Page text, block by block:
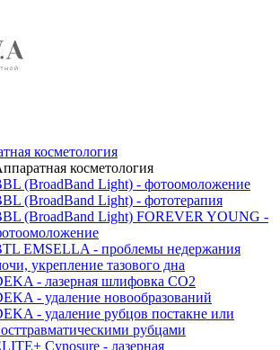
косметология
косметология
(BroadBand Light) - фотоомоложение
(BroadBand Light) - фототерапия
(BroadBand Light) FOREVER YOUNG -
EMSELLA - проблемы недержания
укрепление тазового дна
- лазерная шлифовка CO2
- удаление новообразований
- удаление рубцов постакне или
рубцами
Cynosure - лазерная